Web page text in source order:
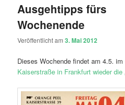
Ausgehtipps fürs
Wochenende
Veröffentlicht am3. Mai 2012
Dieses Wochende findet am 4.5. im
Kaiserstraße in Frankfurt wieder die